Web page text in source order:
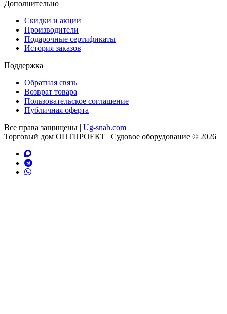
Дополнительно
Скидки и акции
Производители
Подарочные сертификаты
История заказов
Поддержка
Обратная связь
Возврат товара
Пользовательское соглашение
Публичная оферта
Все права защищены | Ug-snab.com
Торговый дом ОПТПРОЕКТ | Судовое оборудование © 2026